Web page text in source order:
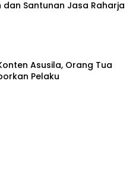
Santunan Jasa Raharja
Asusila, Orang Tua
Pelaku